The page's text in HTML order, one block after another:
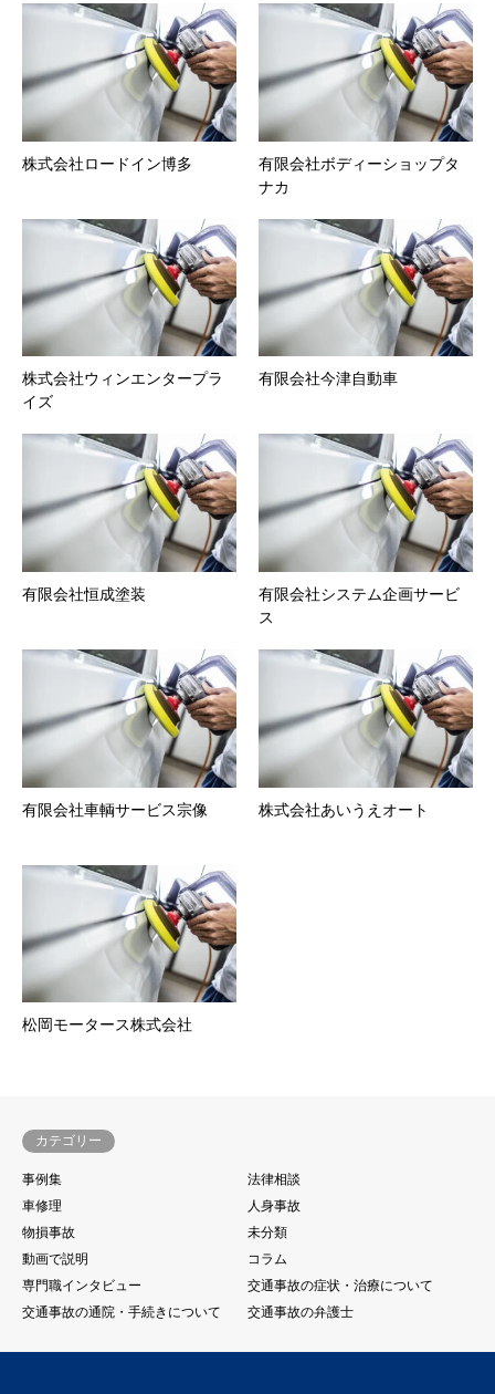
株式会社ロードイン博多
有限会社ボディーショップタ
ナカ
株式会社ウィンエンタープラ
イズ
有限会社今津自動車
有限会社恒成塗装
有限会社システム企画サービ
ス
有限会社車輌サービス宗像 株式会社あいうえオート
松岡モータース株式会社
カテゴリー
事例集
法律相談
車修理
人身事故
物損事故
未分類
動画で説明
コラム
専門職インタビュー
交通事故の症状・治療について
交通事故の通院・手続きについて
交通事故の弁護士